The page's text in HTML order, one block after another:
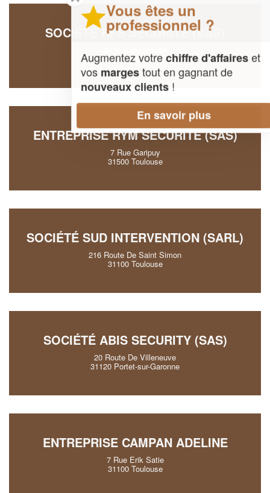
SOCIÉTÉ RPS SECURITE (SAS)
31100 Toulouse
ENTREPRISE RYM SECURITE (SAS)
7 Rue Garipuy
31500 Toulouse
SOCIÉTÉ SUD INTERVENTION (SARL)
216 Route De Saint Simon
31100 Toulouse
SOCIÉTÉ ABIS SECURITY (SAS)
20 Route De Villeneuve
31120 Portet-sur-Garonne
ENTREPRISE CAMPAN ADELINE
7 Rue Erik Satie
31100 Toulouse
Vous êtes un
professionnel ?
Augmentez votrechiffre d'affaireset
vosmargestout en gagnant de
nouveaux clients!
En savoir plus